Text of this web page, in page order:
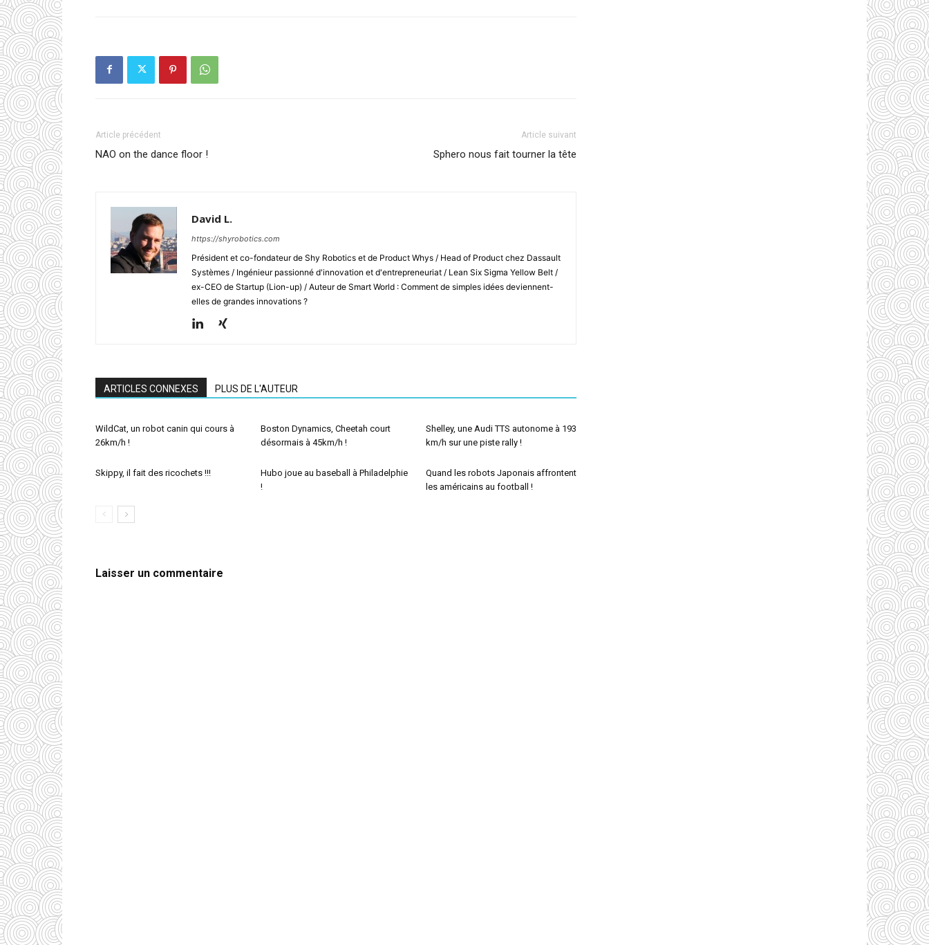
Article précédent
NAO on the dance floor !
Article suivant
Sphero nous fait tourner la tête
David L.
https://shyrobotics.com
Président et co-fondateur de Shy Robotics et de Product Whys / Head of Product chez Dassault
Systèmes / Ingénieur passionné d'innovation et d'entrepreneuriat / Lean Six Sigma Yellow Belt /
ex-CEO de Startup (Lion-up) / Auteur de Smart World : Comment de simples idées deviennent-
elles de grandes innovations ?
ARTICLES CONNEXES PLUS DE L'AUTEUR
WildCat, un robot canin qui cours à
26km/h !
Boston Dynamics, Cheetah court
désormais à 45km/h !
Shelley, une Audi TTS autonome à 193
km/h sur une piste rally !
Skippy, il fait des ricochets !!!
Hubo joue au baseball à Philadelphie
!
Quand les robots Japonais affrontent
les américains au football !
Laisser un commentaire